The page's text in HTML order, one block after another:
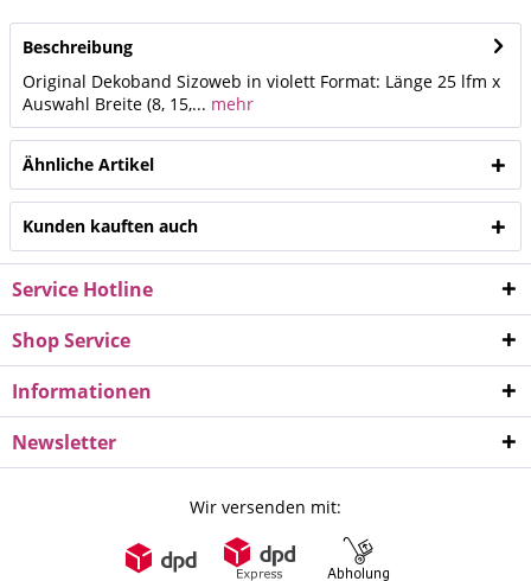
Beschreibung
Original Dekoband Sizoweb in violett Format: Länge 25 lfm x
Auswahl Breite (8, 15,... mehr
Ähnliche Artikel
Kunden kauften auch
Service Hotline
Shop Service
Informationen
Newsletter
Wir versenden mit: